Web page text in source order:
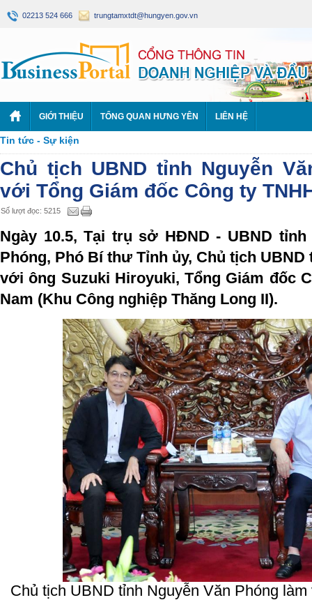
02213 524 666 trungtamxtdt@hungyen.gov.vn
GIỚI THIỆU TỔNG QUAN HƯNG YÊN LIÊN HỆ
Tin tức - Sự kiện
Chủ tịch UBND tỉnh Nguyễn
với Tổng Giám đốc Công ty
Số lượt đọc: 5215
Ngày 10.5, Tại trụ sở HĐND - UBND
Phóng, Phó Bí thư Tỉnh ủy, Chủ tịch
với ông Suzuki Hiroyuki, Tổng Giám đốc
Nam (Khu Công nghiệp Thăng Long II).
Chủ tịch UBND tỉnh Nguyễn Văn Phóng